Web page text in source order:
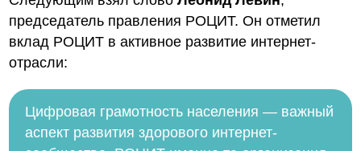
председатель правления РОЦИТ. Он отметил
вклад РОЦИТ в активное развитие интернет-
отрасли:
Цифровая грамотность населения — важный
аспект развития здорового интернет-